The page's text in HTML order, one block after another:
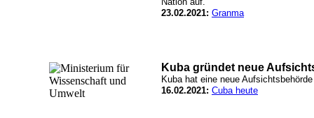
23.02.2021: Granma
Kuba gründet neue
Kuba hat eine neue
16.02.2021: Cuba heute